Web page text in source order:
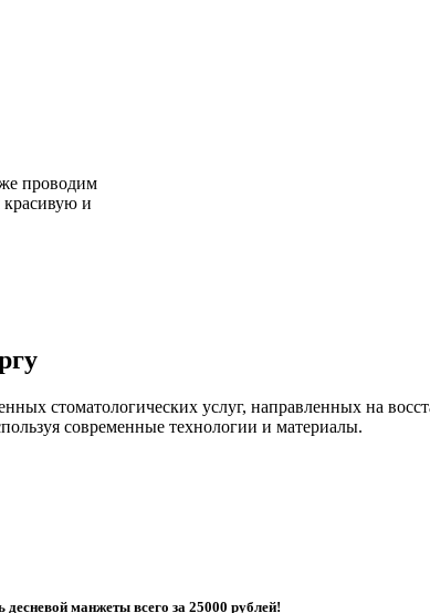
проводим
красивую и
стоматологических услуг, направленных на
современные технологии и материалы.
манжеты всего за 25000 рублей!